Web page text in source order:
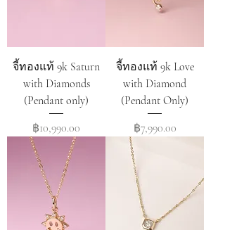
จี้ทองแท้ 9k Saturn
with Diamonds
(Pendant only)
Price
฿10,990.00
จี้ทองแท้ 9k Love
with Diamond
(Pendant Only)
Price
฿7,990.00